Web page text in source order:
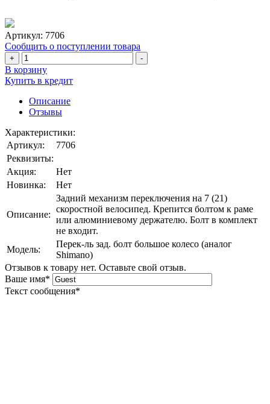
Артикул: 7706
Сообщить о поступлении товара
+ -
В корзину
Купить в кредит
Описание
Отзывы
Характеристики:
Артикул:
7706
Реквизиты:
Акция:
Нет
Новинка:
Нет
Описание:
Задний механизм переключения на 7 (21)
скоростной велосипед. Крепится болтом к раме
или алюминиевому держателю. Болт в комплект
не входит.
Модель:
Перек-ль зад. болт большое колесо (аналог
Shimano)
Отзывов к товару нет. Оставьте свой отзыв.
Ваше имя*
Текст сообщения*